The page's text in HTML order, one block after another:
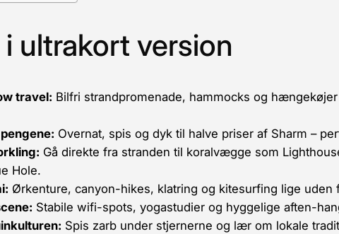
ultrakort version
travel: Bilfri strandpromenade, hammocks og
Overnat, spis og dyk til halve priser af Sharm –
Gå direkte fra stranden til koralvægge som
Hole.
Ørkenture, canyon-hikes, klatring og kitesurfing lige uden
Stabile wifi-spots, yogastudier og hyggelige aften-
Spis zarb under stjernerne og lær om lokale